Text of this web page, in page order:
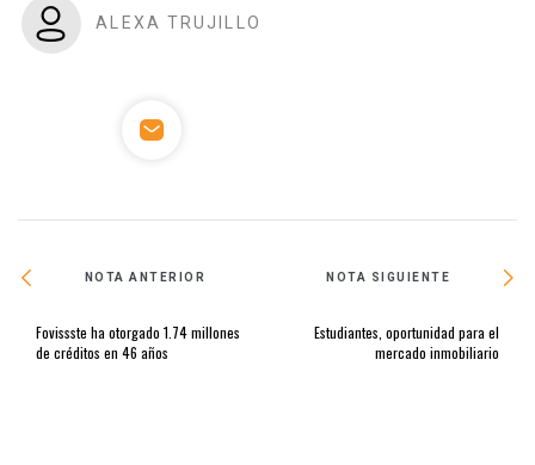
ALEXA TRUJILLO
NOTA ANTERIOR
Fovissste ha otorgado 1.74 millones
de créditos en 46 años
NOTA SIGUIENTE
Estudiantes, oportunidad para el
mercado inmobiliario